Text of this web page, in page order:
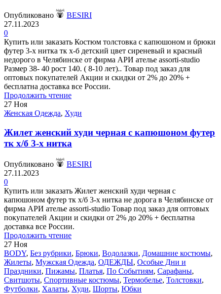
Опубликовано
BESIRI
27.11.2023
0
Купить или заказать Костюм толстовка с капюшоном и брюки
футер 3-х нитка тк х-б детский цвет сиреневый и красный
недорого в Челябинске от фирма АРИ ателье assorti-studio
Размер 38- 40 рост 140. ( 8-10 лет).. Товар под заказ для
оптовых покупателей Акции и скидки от 2% до 20% +
бесплатна доставка все России.
Продолжить чтение
27 Ноя
Женская Одежда, Худи
Жилет женский худи черная с капюшоном футер
тк х/б 3-х нитка
Опубликовано
BESIRI
27.11.2023
0
Купить или заказать Жилет женский худи черная с
капюшоном футер тк х/б 3-х нитка не дорога в Челябинске от
фирма АРИ ателье assorti-studio Товар под заказ для оптовых
покупателей Акции и скидки от 2% до 20% + бесплатна
доставка все России.
Продолжить чтение
27 Ноя
BODY, Без рубрики, Брюки, Водолазки, Домашние костюмы,
Жилеты, Мужская Одежда, ОДЕЖДЫ, Особые Дни и
Праздники, Пижамы, Платья, По Событиям, Сарафаны,
Свитшоты, Спортивные костюмы, Термобелье, Толстовки,
Футболки, Халаты, Худи, Шорты, Юбки